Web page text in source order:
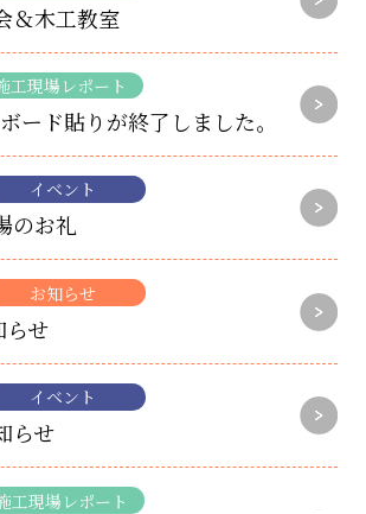
＆木工教室
工現場レポート
ード貼りが終了しました。
イベント
のお礼
お知らせ
らせ
イベント
らせ
工現場レポート